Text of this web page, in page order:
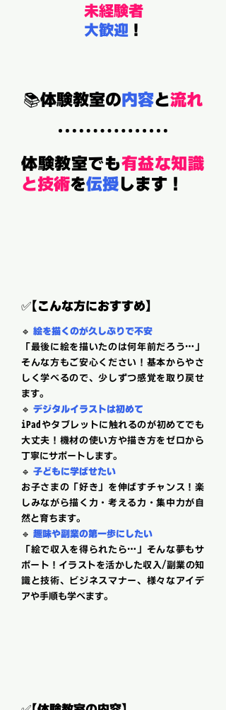
未経験者
大歓迎 ！
📚体験教室の 内容と流れ
体験教室でも有益な知識
と技術を伝授します！
✅ 【こんな方におすすめ】
🔹 絵を描くのが久しぶりで不安
「最後に絵を描いたのは何年前だろう…」
そんな方もご安心ください！基本からやさ
しく学べるので、少しずつ感覚を取り戻せ
ます。
🔹 デジタルイラストは初めて
iPadやタブレットに触れるのが初めてでも
大丈夫！機材の使い方や描き方をゼロから
丁寧にサポートします。
🔹 子どもに学ばせたい
お子さまの「好き」を伸ばすチャンス！楽
しみながら描く力・考える力・集中力が自
然と育ちます。
🔹 趣味や副業の第一歩にしたい
「絵で収入を得られたら…」そんな夢もサ
ポート！イラストを活かした収入/副業の知
識と技術、ビジネスマナー、様々なアイデ
アや手順も学べます。